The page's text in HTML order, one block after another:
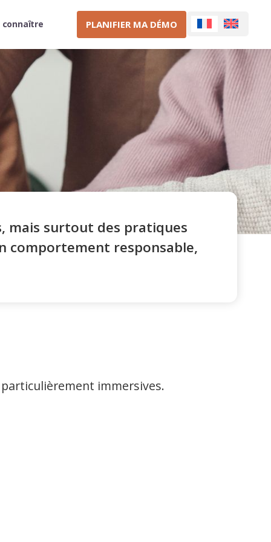
connaître PLANIFIER MA DÉMO
mais surtout des pratiques
comportement responsable,
immersives.